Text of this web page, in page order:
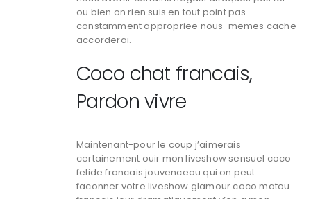
ou bien on rien suis en tout point pas
constamment appropriee nous-memes cache
accorderai.
Coco chat francais,
Pardon vivre
Maintenant-pour le coup j’aimerais
certainement ouir mon liveshow sensuel coco
felide francais jouvenceau qui on peut
faconner votre liveshow glamour coco matou